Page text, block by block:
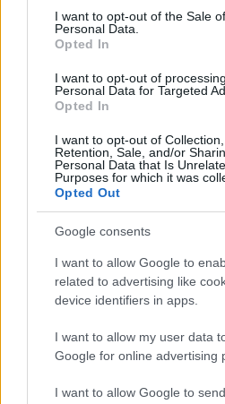
consent section.
I want to opt-out of the Sale
Personal Data.
Opted In
I want to opt-out of
Personal Data for Targeted
Opted In
I want to opt-out of Collection,
Retention, Sale, and/or
Personal Data that Is
Purposes for which it was
Opted Out
Google consents
I want to allow Google to
related to advertising like
device identifiers in apps.
I want to allow my user data
Google for online advertising
I want to allow Google to
Babba Mária - Petrás Mária
A győzelem az emlékére
a zarándokok szentlélek
Sokan vitatják az előbbi
hiszen az Erdélyi Unitárius
1568-ban, a tordai
hitvitázást, és a tordai